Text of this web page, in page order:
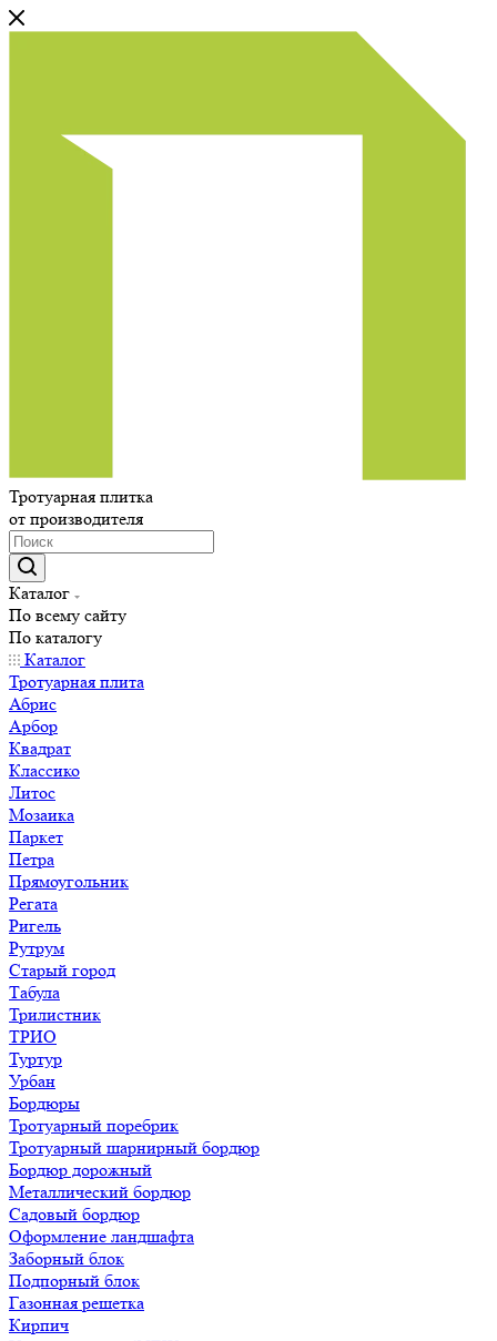
Тротуарная плитка
от производителя
Каталог
По всему сайту
По каталогу
Каталог
Тротуарная плита
Абрис
Арбор
Квадрат
Классико
Литос
Мозаика
Паркет
Петра
Прямоугольник
Регата
Ригель
Рутрум
Старый город
Табула
Трилистник
ТРИО
Туртур
Урбан
Бордюры
Тротуарный поребрик
Тротуарный шарнирный бордюр
Бордюр дорожный
Металлический бордюр
Садовый бордюр
Оформление ландшафта
Заборный блок
Подпорный блок
Газонная решетка
Кирпич